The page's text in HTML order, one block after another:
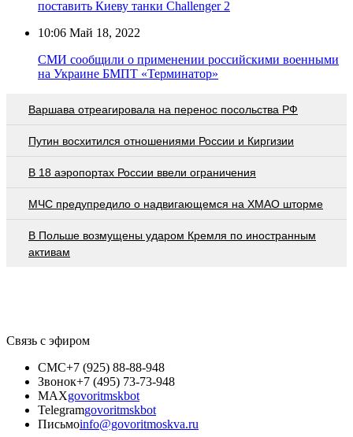
поставить Киеву танки Challenger 2
10:06 Май 18, 2022
СМИ сообщили о применении российскими военными
на Украине БМПТ «Терминатор»
Варшава отреагировала на перенос посольства РФ
Путин восхитился отношениями России и Киргизии
В 18 аэропортах России ввели ограничения
МЧС предупредило о надвигающемся на ХМАО шторме
В Польше возмущены ударом Кремля по иностранным
активам
Связь с эфиром
СМС+7 (925) 88-88-948
Звонок+7 (495) 73-73-948
MAXgovoritmskbot
Telegramgovoritmskbot
Письмоinfo@govoritmoskva.ru